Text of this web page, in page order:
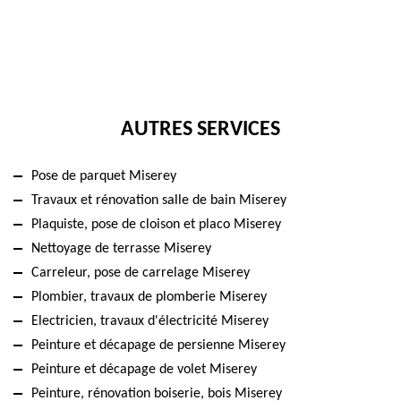
AUTRES SERVICES
Pose de parquet Miserey
Travaux et rénovation salle de bain Miserey
Plaquiste, pose de cloison et placo Miserey
Nettoyage de terrasse Miserey
Carreleur, pose de carrelage Miserey
Plombier, travaux de plomberie Miserey
Electricien, travaux d'électricité Miserey
Peinture et décapage de persienne Miserey
Peinture et décapage de volet Miserey
Peinture, rénovation boiserie, bois Miserey